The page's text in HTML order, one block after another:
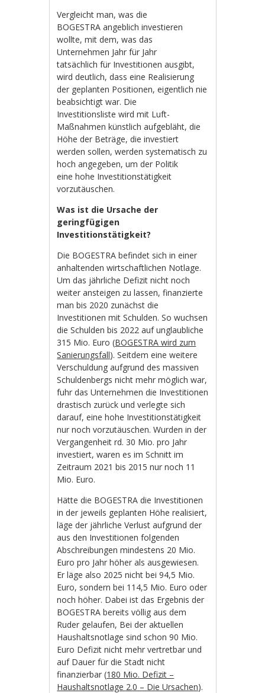
Vergleicht man, was die
BOGESTRA angeblich investieren
wollte, mit dem, was das
Unternehmen Jahr für Jahr
tatsächlich für Investitionen ausgibt,
wird deutlich, dass eine Realisierung
der geplanten Positionen, eigentlich nie
beabsichtigt war. Die
Investitionsliste wird mit Luft-
Maßnahmen künstlich aufgebläht, die
Höhe der Beträge, die investiert
werden sollen, werden systematisch zu
hoch angegeben, um der Politik
eine hohe Investitionstätigkeit
vorzutäuschen.
Was ist die Ursache der
geringfügigen
Investitionstätigkeit?
Die BOGESTRA befindet sich in einer
anhaltenden wirtschaftlichen Notlage.
Um das jährliche Defizit nicht noch
weiter ansteigen zu lassen, finanzierte
man bis 2020 zunächst die
Investitionen mit Schulden. So wuchsen
die Schulden bis 2022 auf unglaubliche
315 Mio. Euro (BOGESTRA wird zum
Sanierungsfall). Seitdem eine weitere
Verschuldung aufgrund des massiven
Schuldenbergs nicht mehr möglich war,
fuhr das Unternehmen die Investitionen
drastisch zurück und verlegte sich
darauf, eine hohe Investitionstätigkeit
nur noch vorzutäuschen. Wurden in der
Vergangenheit rd. 30 Mio. pro Jahr
investiert, waren es im Schnitt im
Zeitraum 2021 bis 2015 nur noch 11
Mio. Euro.
Hätte die BOGESTRA die Investitionen
in der jeweils geplanten Höhe realisiert,
läge der jährliche Verlust aufgrund der
aus den Investitionen folgenden
Abschreibungen mindestens 20 Mio.
Euro pro Jahr höher als ausgewiesen.
Er läge also 2025 nicht bei 94,5 Mio.
Euro, sondern bei 114,5 Mio. Euro oder
noch höher. Dabei ist das Ergebnis der
BOGESTRA bereits völlig aus dem
Ruder gelaufen, Bei der aktuellen
Haushaltsnotlage sind schon 90 Mio.
Euro Defizit nicht mehr vertretbar und
auf Dauer für die Stadt nicht
finanzierbar (180 Mio. Defizit –
Haushaltsnotlage 2.0 – Die Ursachen).